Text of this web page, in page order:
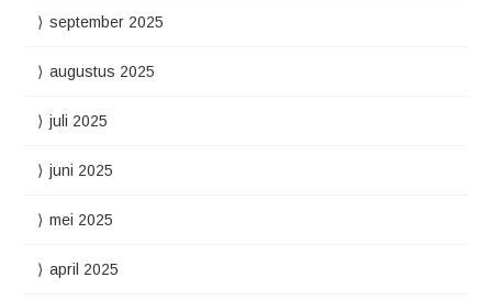
september 2025
augustus 2025
juli 2025
juni 2025
mei 2025
april 2025